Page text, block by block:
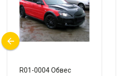
R01-0004 Обвес